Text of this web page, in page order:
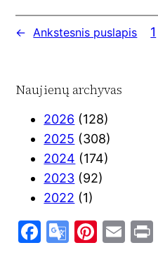
← Ankstesnis puslapis 1
Naujienų archyvas
2026 (128)
2025 (308)
2024 (174)
2023 (92)
2022 (1)
F
G
Pi E